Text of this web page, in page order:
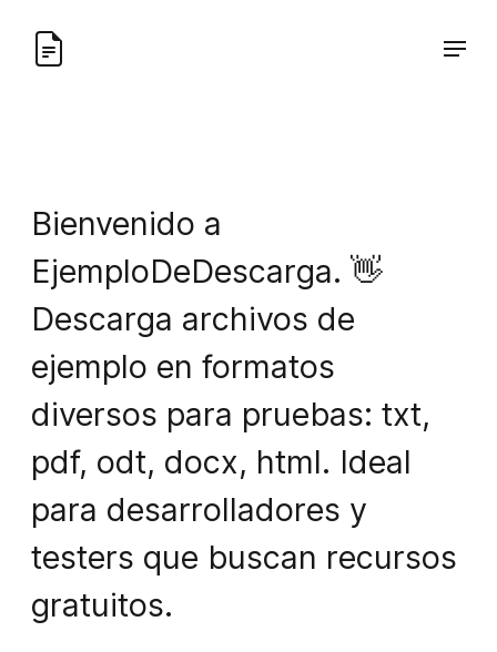
Bienvenido a
EjemploDeDescarga. 👋
Descarga archivos de
ejemplo en formatos
diversos para pruebas: txt,
pdf, odt, docx, html. Ideal
para desarrolladores y
testers que buscan recursos
gratuitos.